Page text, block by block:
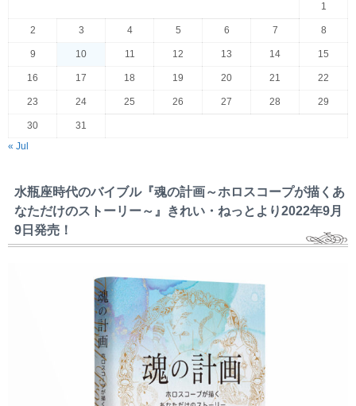
1
2 3 4 5 6 7 8
9 10 11 12 13 14 15
16 17 18 19 20 21 22
23 24 25 26 27 28 29
30
31
« Jul
水瓶座時代のバイブル『魂の計画～ホロスコープが描くあ
なただけのストーリー～』きれい・ねっとより2022年9月
9日発売！